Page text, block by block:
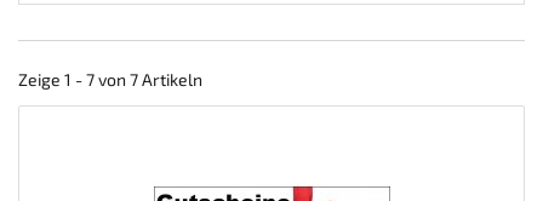
Zeige 1 - 7 von 7 Artikeln